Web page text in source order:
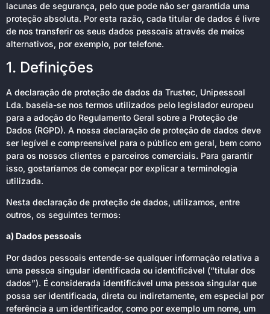
lacunas de segurança, pelo que pode não ser garantida uma
proteção absoluta. Por esta razão, cada titular de dados é livre
de nos transferir os seus dados pessoais através de meios
alternativos, por exemplo, por telefone.
1. Definições
A declaração de proteção de dados da Trustec, Unipessoal
Lda. baseia-se nos termos utilizados pelo legislador europeu
para a adoção do Regulamento Geral sobre a Proteção de
Dados (RGPD). A nossa declaração de proteção de dados deve
ser legível e compreensível para o público em geral, bem como
para os nossos clientes e parceiros comerciais. Para garantir
isso, gostaríamos de começar por explicar a terminologia
utilizada.
Nesta declaração de proteção de dados, utilizamos, entre
outros, os seguintes termos:
a) Dados pessoais
Por dados pessoais entende-se qualquer informação relativa a
uma pessoa singular identificada ou identificável (“titular dos
dados”). É considerada identificável uma pessoa singular que
possa ser identificada, direta ou indiretamente, em especial por
referência a um identificador, como por exemplo um nome, um